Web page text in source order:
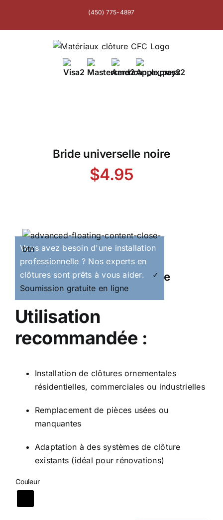
content
(450) 775-4897
Bride universelle noire
$4.95
Qualité no.1
Bride universelle noire
Utilisation
recommandée :
Installation de clôtures ornementales
résidentielles, commerciales ou industrielles
Remplacement de pièces usées ou
manquantes
Adaptation à des systèmes de clôture
existants (idéal pour rénovations)
Couleur
Vous avez besoin d'une installation
professionnelle ? Nos experts en
clôtures sont prêts à vous aider.
✓
Soumission gratuite en ligne